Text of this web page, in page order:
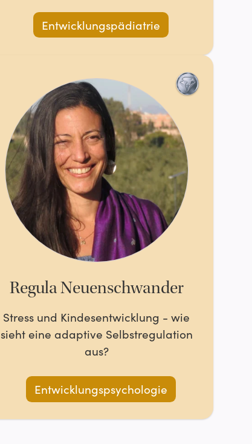
Entwicklungspädiatrie
Regula Neuenschwander
Stress und Kindesentwicklung - wie
sieht eine adaptive Selbstregulation
aus?
Entwicklungspsychologie